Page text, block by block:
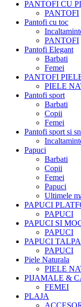
PANTOFI CU
PANTOFI
Pantofi cu toc
PANTOFI
Pantofi Elegant
Barbati
Femei
PANTOFI
PIELE
Pantofi sport
Barbati
Copii
Femei
Pantofi sport si
Papuci
Barbati
Copii
Femei
Papuci
Ultimele
PAPUCI
PAPUCI
PAPUCI SI
PAPUCI
PAPUCI
PAPUCI
Piele Naturala
PIELE
PIJAMALE &
FEMEI
PLAJA